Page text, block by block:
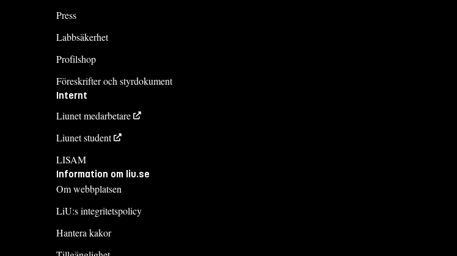
Press
Labbsäkerhet
Profilshop
Föreskrifter och styrdokument
Internt
Liunet medarbetare
Liunet student
LISAM
Information om liu.se
Om webbplatsen
LiU:s integritetspolicy
Hantera kakor